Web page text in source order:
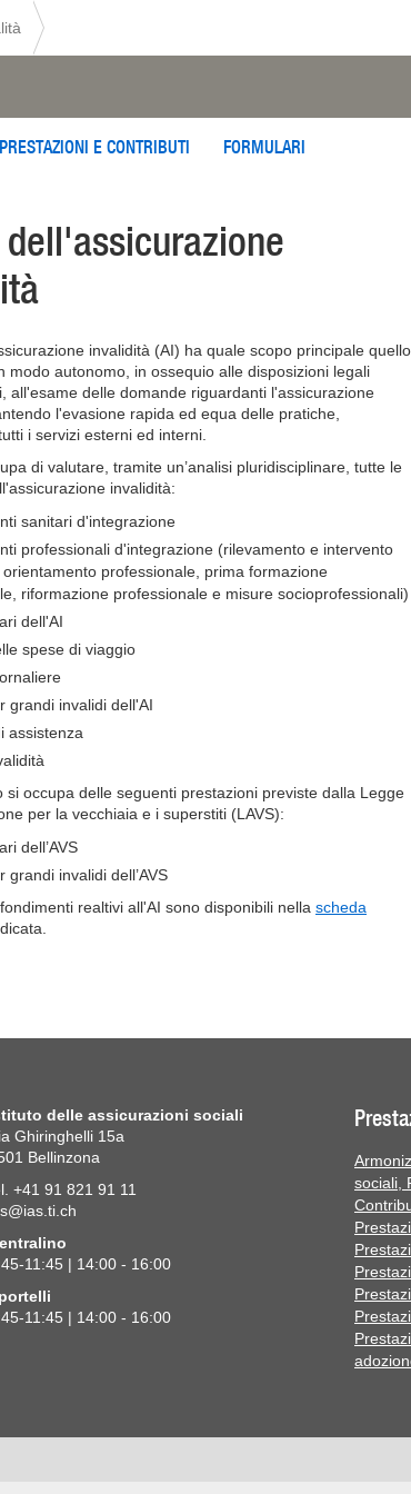
PRESTAZIONI E CONTRIBUTI FORMULARI
invalidità (AI) ha quale scopo principale quello
modo autonomo, in ossequio alle disposizioni legali
all'esame delle domande riguardanti l'assicurazione
l'evasione rapida ed equa delle pratiche,
i servizi esterni ed interni.
di valutare, tramite un’analisi pluridisciplinare, tutte le
invalidità:
sanitari d'integrazione
professionali d'integrazione (rilevamento e intervento
professionale, prima formazione
riformazione professionale e misure socioprofessionali)
dell'AI
spese di viaggio
grandi invalidi dell'AI
assistenza
si occupa delle seguenti prestazioni previste dalla Legge
per la vecchiaia e i superstiti (LAVS):
dell’AVS
grandi invalidi dell’AVS
realtivi all'AI sono disponibili nella scheda
delle assicurazioni sociali
Ghiringhelli 15a
Bellinzona
+41 91 821 91 11
11:45 | 14:00 - 16:00
11:45 | 14:00 - 16:00
sociali,